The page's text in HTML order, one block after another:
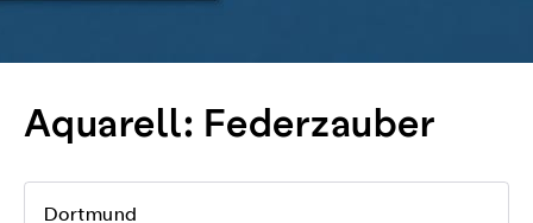
Aquarell: Federzauber
Dortmund